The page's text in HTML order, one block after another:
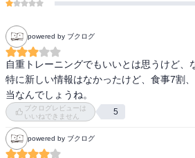
powered by ブクログ
自重トレーニングでもいいとは思うけど、
特に新しい情報はなかったけど、食事7割
当なんでしょうね。
ブクログレビューは
いいねできません
5
powered by ブクログ